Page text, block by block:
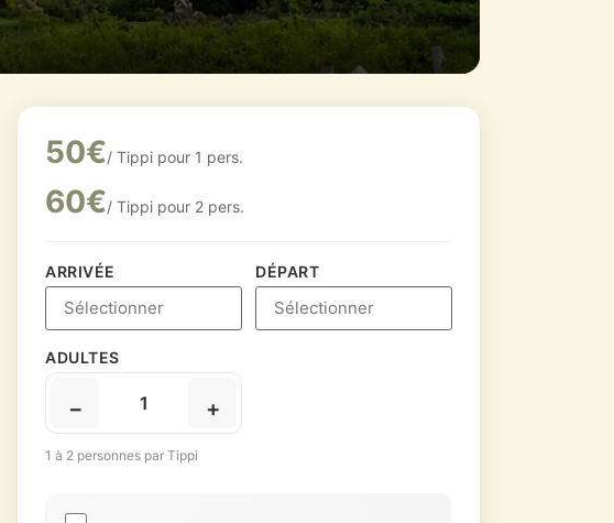
50€/ Tippi pour 1 pers.
60€/ Tippi pour 2 pers.
ARRIVÉE DÉPART
ADULTES
− +
1 à 2 personnes par Tippi